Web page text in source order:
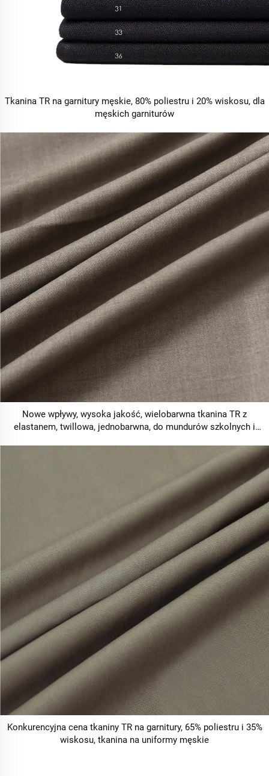
Tkanina TR na garnitury męskie, 80% poliestru i 20% wiskosu, dla
męskich garniturów
Nowe wpływy, wysoka jakość, wielobarwna tkanina TR z
elastanem, twillowa, jednobarwna, do mundurów szkolnych i
Konkurencyjna cena tkaniny TR na garnitury, 65% poliestru i 35%
wiskosu, tkanina na uniformy męskie